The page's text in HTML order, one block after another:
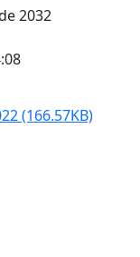
2032
(166.57KB)